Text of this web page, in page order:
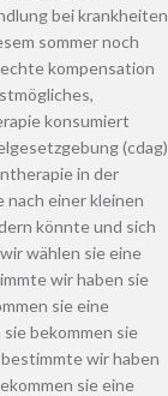
bei krankheiten
sommer noch
kompensation
konsumiert
(cdag)
in der
einer kleinen
könnte und sich
wählen sie eine
wir haben sie
sie eine
bekommen sie
wir haben
sie eine